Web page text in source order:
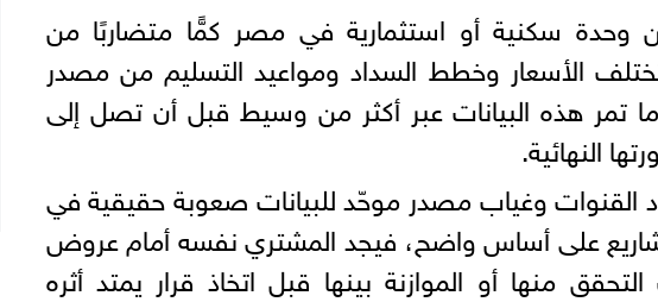
وحدة سكنية أو استثمارية في مصر كمًّا متضاربًا من
الأسعار وخطط السداد ومواعيد التسليم من مصدر
ما تمر هذه البيانات عبر أكثر من وسيط قبل أن تصل إلى
النهائية.
القنوات وغياب مصدر موحّد للبيانات صعوبة حقيقية في
على أساس واضح، فيجد المشتري نفسه أمام عروض
منها أو الموازنة بينها قبل اتخاذ قرار يمتد أثره